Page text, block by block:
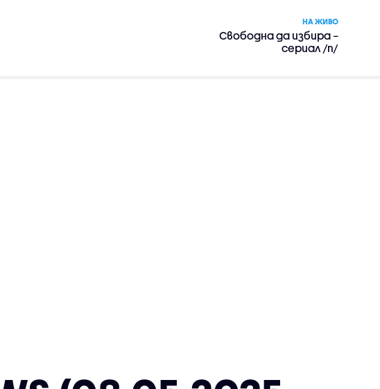
НА ЖИВО
Свободна да избира –
сериал /п/